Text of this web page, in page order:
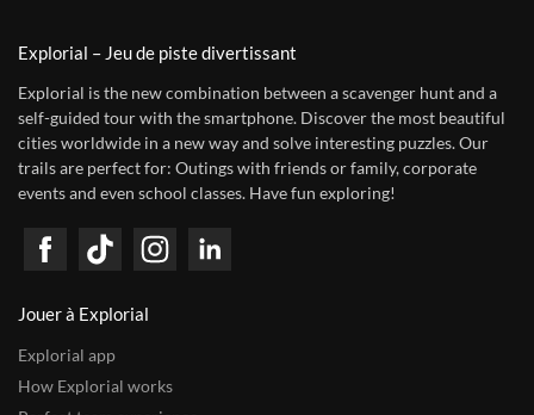
Explorial – Jeu de piste divertissant
Explorial is the new combination between a scavenger hunt and a
self-guided tour with the smartphone. Discover the most beautiful
cities worldwide in a new way and solve interesting puzzles. Our
trails are perfect for: Outings with friends or family, corporate
events and even school classes. Have fun exploring!
Jouer à Explorial
Explorial app
How Explorial works